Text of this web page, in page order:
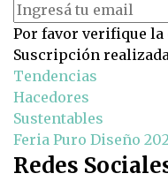
Por favor verifique
Suscripción
Tendencias
Hacedores
Sustentables
Feria Puro Diseño
Redes